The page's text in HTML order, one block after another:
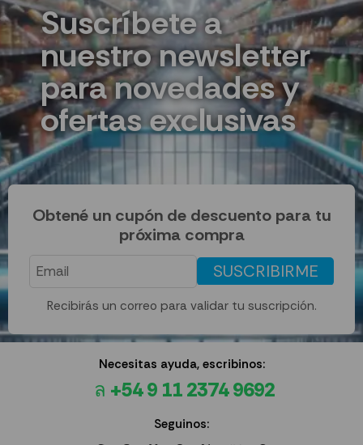
Suscríbete a
nuestro newsletter
para novedades y
ofertas exclusivas
Obtené un cupón de descuento para tu
próxima compra
SUSCRIBIRME
Recibirás un correo para validar tu suscripción.
Necesitas ayuda, escribinos:
+54 9 11 2374 9692
Seguinos: